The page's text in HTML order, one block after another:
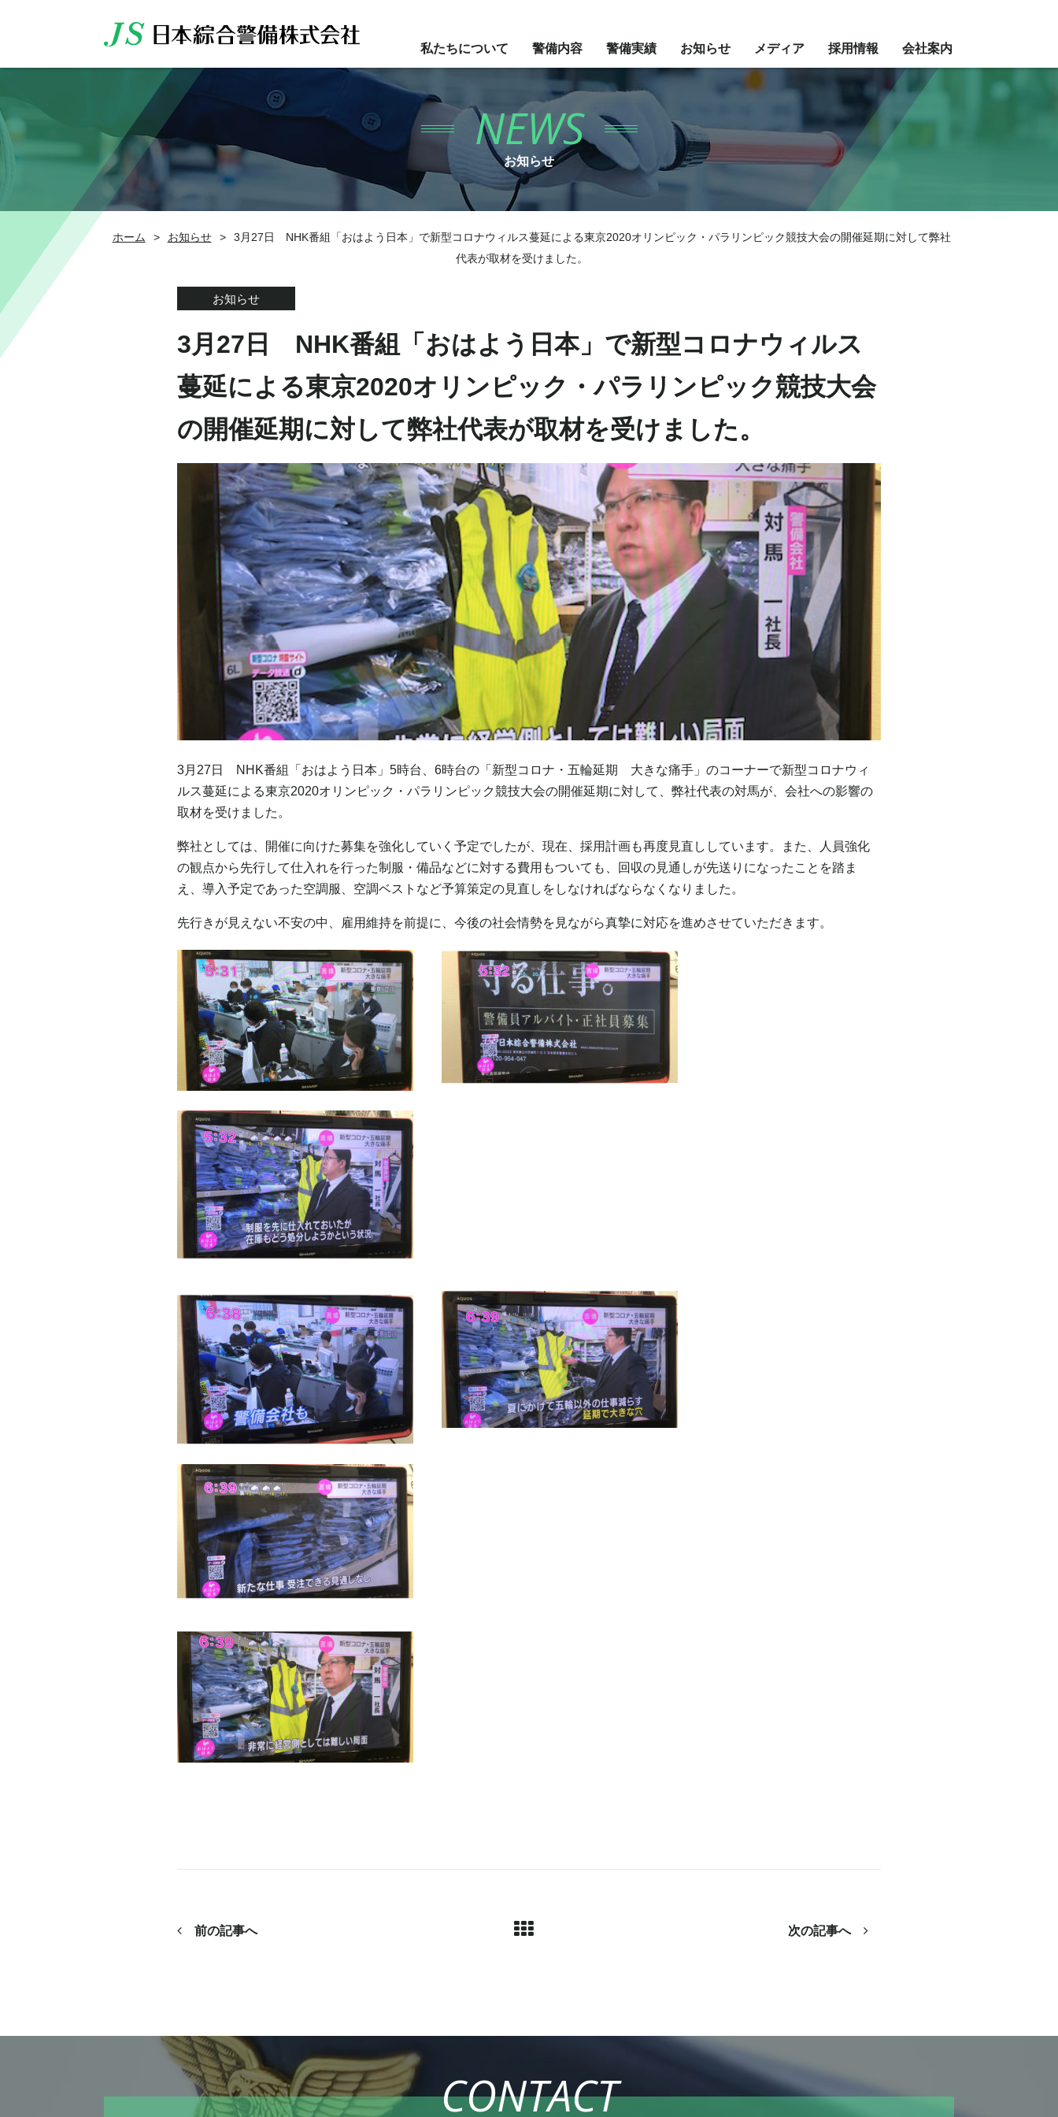
私たちについて 警備内容 警備実績 お知らせ メディア 採用情報 会社案内
NEWS
お知らせ
ホーム > お知らせ >
3月27日 NHK番組「おはよう日本」で新型コロナウィルス蔓延による東京2020オリンピック・パラリンピック競技大会の開催延期に対して弊社
代表が取材を受けました。
お知らせ
3月27日 NHK番組「おはよう日本」で新型コロナウィルス
蔓延による東京2020オリンピック・パラリンピック競技大会
の開催延期に対して弊社代表が取材を受けました。
3月27日 NHK番組「おはよう日本」5時台、6時台の「新型コロナ・五輪延期 大きな痛手」のコーナーで新型コロナウィ
ルス蔓延による東京2020オリンピック・パラリンピック競技大会の開催延期に対して、弊社代表の対馬が、会社への影響の
取材を受けました。
弊社としては、開催に向けた募集を強化していく予定でしたが、現在、採用計画も再度見直ししています。また、人員強化
の観点から先行して仕入れを行った制服・備品などに対する費用もついても、回収の見通しが先送りになったことを踏ま
え、導入予定であった空調服、空調ベストなど予算策定の見直しをしなければならなくなりました。
先行きが見えない不安の中、雇用維持を前提に、今後の社会情勢を見ながら真摯に対応を進めさせていただきます。
前の記事へ 次の記事へ
CONTACT